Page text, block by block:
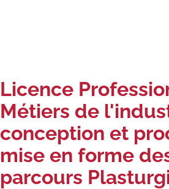
Quoi de neuf au Cnam BFC?
Actualités
Agenda
Revue de presse
Licence
Métiers de
conception et
mise en forme
parcours